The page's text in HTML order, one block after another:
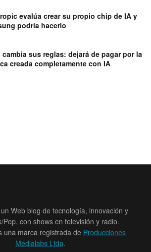
evalúa crear su propio chip de IA y
podría hacerlo
cambia sus reglas: dejará de pagar por la
creada completamente con IA
Web blog de tecnología, innovación y
Pop, con shows en televisión y radio.
una marca registrada de Producciones
Medialabs Ltda.